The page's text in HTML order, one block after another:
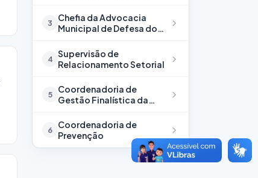
3
Chefia da Advocacia
Municipal de Defesa do
4 Supervisão de
Relacionamento Setorial
5
Coordenadoria de
Gestão Finalística da
Município
6
Coordenadoria de
Prevenção